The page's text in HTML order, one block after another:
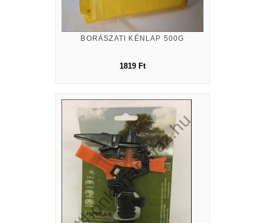
BORÁSZATI KÉNLAP 500G
1819 Ft